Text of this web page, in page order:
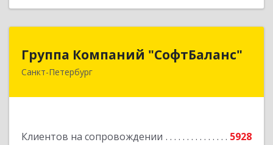
Группа Компаний "СофтБаланс"
Санкт-Петербург
Клиентов на сопровождении
5928
Группа Компаний "СофтБаланс"
195112, Санкт-Петербург г, Заневский пр-кт,